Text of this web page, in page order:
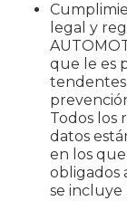
legal y
que le es
tendentes
Todos los
datos
en los
obligados
se